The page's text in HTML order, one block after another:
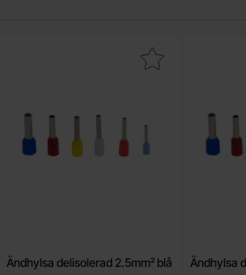
Ändhylsa delisolerad 2.5mm² blå
Makera Ändhylsa delisolerad 2.5mm² blå
Ändhylsa
Makera